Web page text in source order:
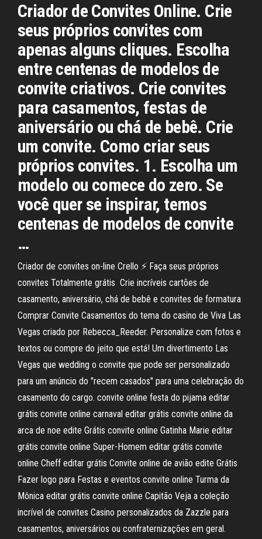
Criador de Convites Online. Crie
seus próprios convites com
apenas alguns cliques. Escolha
entre centenas de modelos de
convite criativos. Crie convites
para casamentos, festas de
aniversário ou chá de bebê. Crie
um convite. Como criar seus
próprios convites. 1. Escolha um
modelo ou comece do zero. Se
você quer se inspirar, temos
centenas de modelos de convite
…
Criador de convites on-line Crello ⚡ Faça seus próprios
convites Totalmente grátis ️ Crie incríveis cartões de
casamento, aniversário, chá de bebê e convites de formatura
Comprar Convite Casamentos do tema do casino de Viva Las
Vegas criado por Rebecca_Reeder. Personalize com fotos e
textos ou compre do jeito que está! Um divertimento Las
Vegas que wedding o convite que pode ser personalizado
para um anúncio do "recem casados" para uma celebração do
casamento do cargo. convite online festa do pijama editar
grátis convite online carnaval editar grátis convite online da
arca de noe edite Grátis convite online Gatinha Marie editar
grátis convite online Super-Homem editar grátis convite
online Cheff editar grátis Convite online de avião edite Grátis
Fazer logo para Festas e eventos convite online Turma da
Mônica editar grátis convite online Capitão Veja a coleção
incrível de convites Casino personalizados da Zazzle para
casamentos, aniversários ou confraternizações em geral.